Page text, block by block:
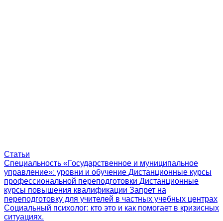
Статьи
Специальность «Государственное и муниципальное
управление»: уровни и обучение Дистанционные курсы
профессиональной переподготовки Дистанционные
курсы повышения квалификации Запрет на
переподготовку для учителей в частных учебных центрах
Социальный психолог: кто это и как помогает в кризисных
ситуациях.